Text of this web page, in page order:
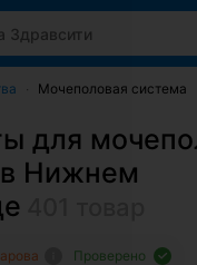
Мочеполовая система
для
Нижнем
Проверено